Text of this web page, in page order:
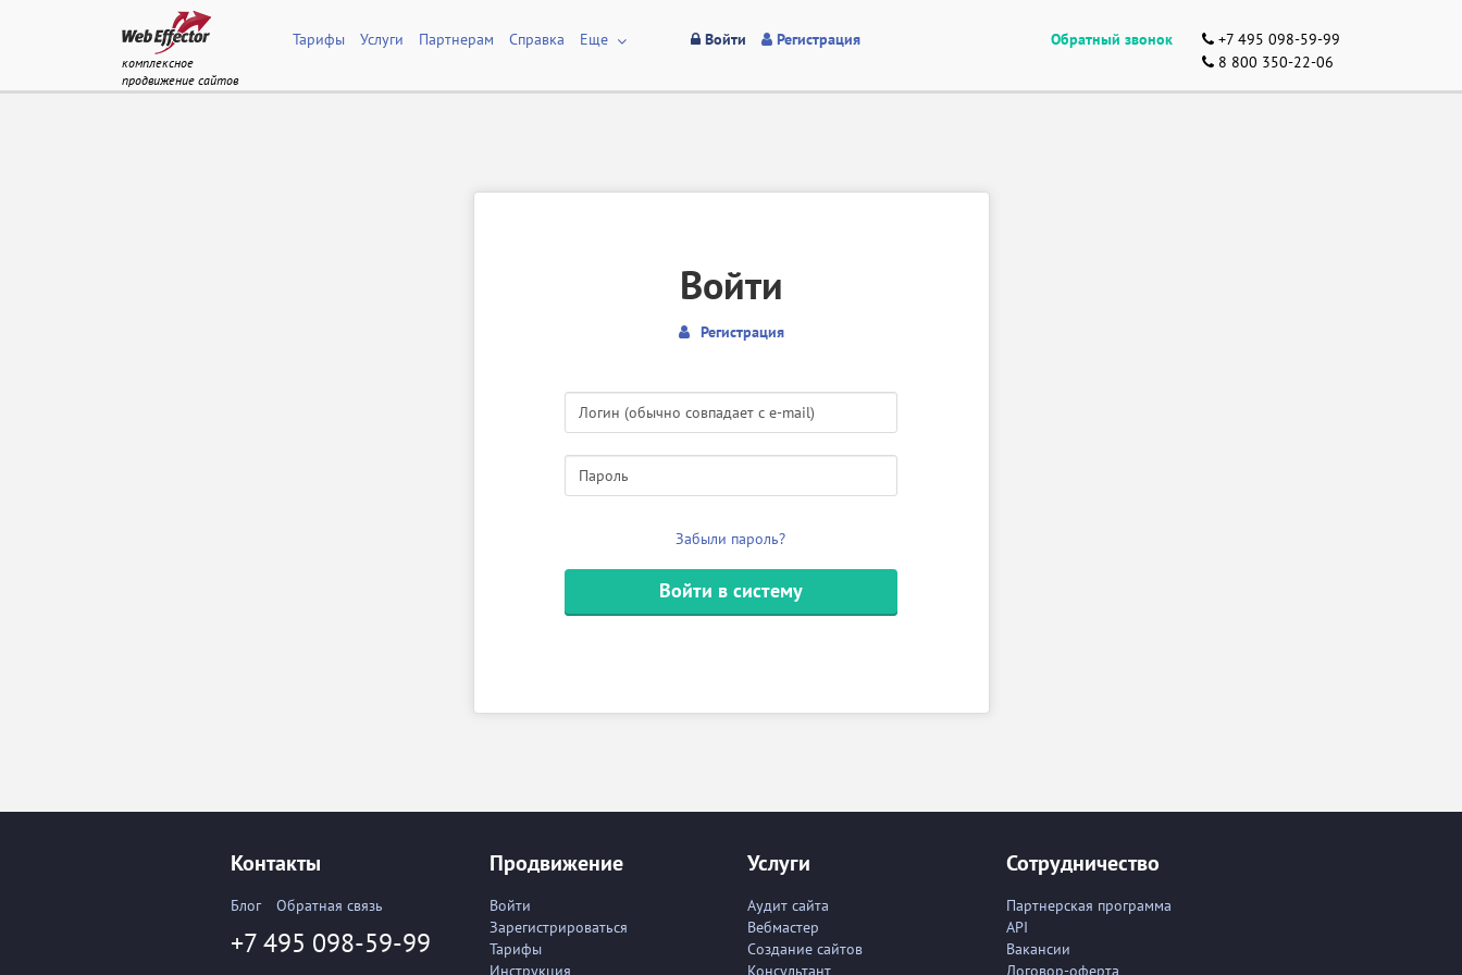
комплексное
продвижение сайтов
Тарифы Услуги Партнерам Справка Еще Войти Регистрация
+7 495 098-59-99
8 800 350-22-06
Обратный звонок
Войти
Регистрация
Забыли пароль?
Войти в систему
Контакты
Блог Обратная связь
+7 495 098-59-99
Продвижение
Войти
Зарегистрироваться
Тарифы
Инструкция
Услуги
Аудит сайта
Вебмастер
Создание сайтов
Консультант
Сотрудничество
Партнерская программа
API
Вакансии
Договор-оферта